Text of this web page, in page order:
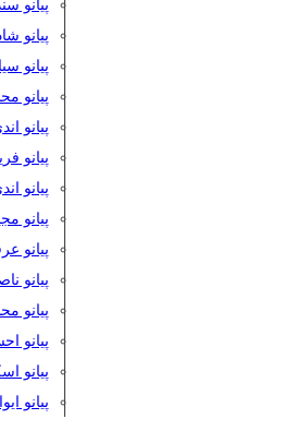
پیانو
پیانو
پیانو
پیانو
پیانو
پیانو
پیانو
پیانو
پیانو
پیانو
پیانو
پیانو
پیانو
پیانو